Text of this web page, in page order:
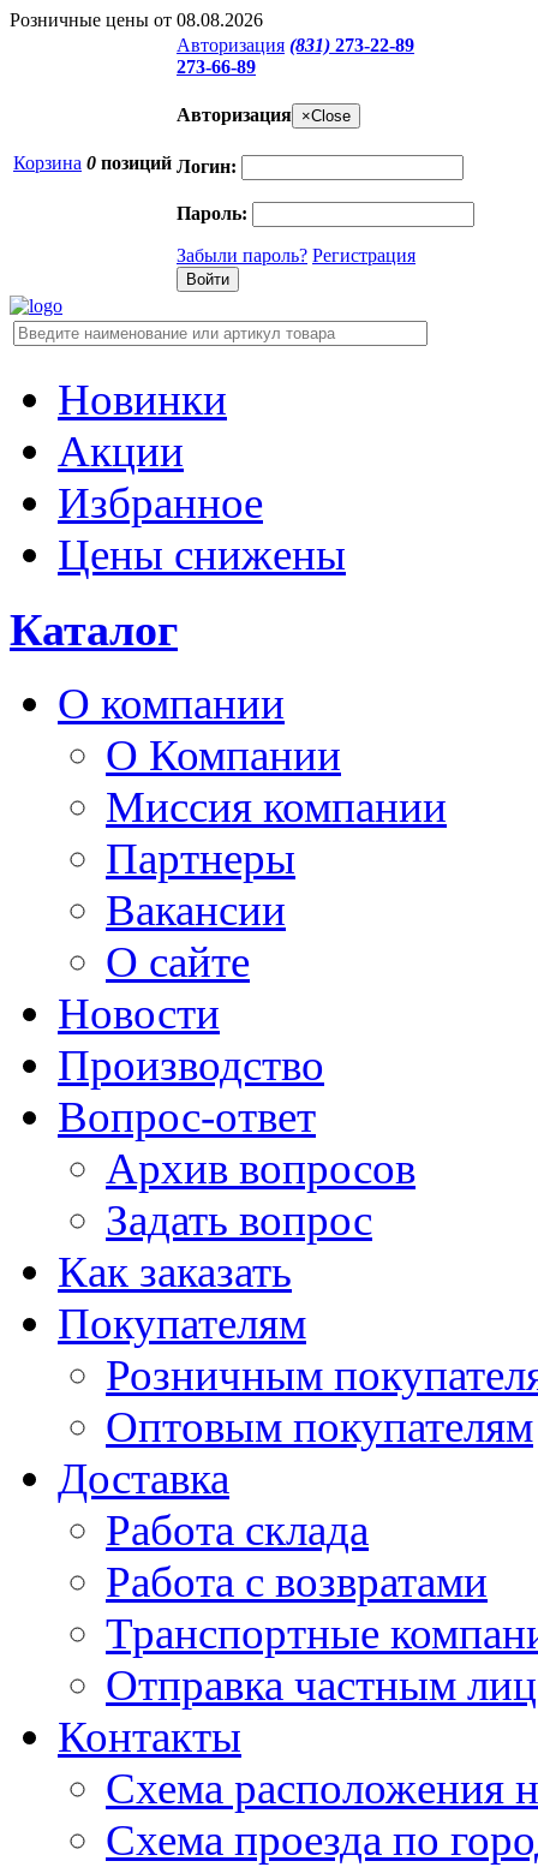
Розничные цены от 08.08.2026
Корзина 0 позиций
Авторизация (831) 273-22-89
273-66-89
Авторизация ×Close
Логин:
Пароль:
Забыли пароль? Регистрация
Новинки
Акции
Избранное
Цены снижены
Каталог
О компании
О Компании
Миссия компании
Партнеры
Вакансии
О сайте
Новости
Производство
Вопрос-ответ
Архив вопросов
Задать вопрос
Как заказать
Покупателям
Розничным
Оптовым покупателям
Доставка
Работа склада
Работа с возвратами
Транспортные
Отправка частным
Контакты
Схема расположения
Схема проезда по